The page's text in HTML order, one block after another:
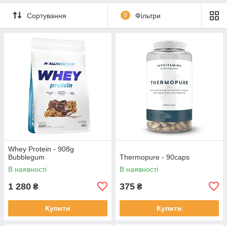
Сортування 0 Фільтри
Whey Protein - 908g
Bubblegum
В наявності
1 280 ₴
Купити
Thermopure - 90caps
В наявності
375 ₴
Купити